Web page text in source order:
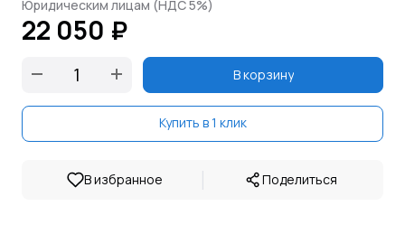
Юридическим лицам (НДС 5%)
22 050 ₽
В корзину
Купить в 1 клик
В избранное | Поделиться